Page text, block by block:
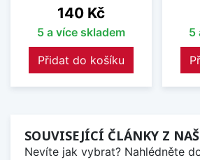
Cena
140 Kč
5 a více skladem
Přidat do košíku
5
SOUVISEJÍCÍ ČLÁNKY Z
Nevíte jak vybrat? Nahlédněte